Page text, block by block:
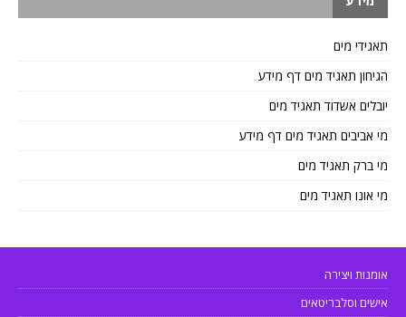
תאגידי מים
הגיחון תאגיד מים דף מידע
יובלים אשדוד תאגיד מים
מי אביבים תאגיד מים דף מידע
מי ברק תאגיד מים
מי אונו תאגיד מים
אומנות ויצירה
אישים וסלבריטאים